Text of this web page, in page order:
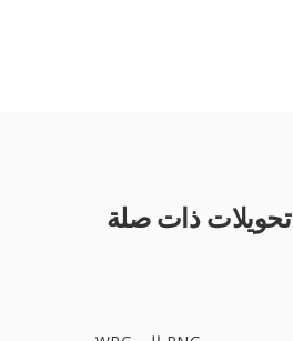
تحويلات ذات صلة